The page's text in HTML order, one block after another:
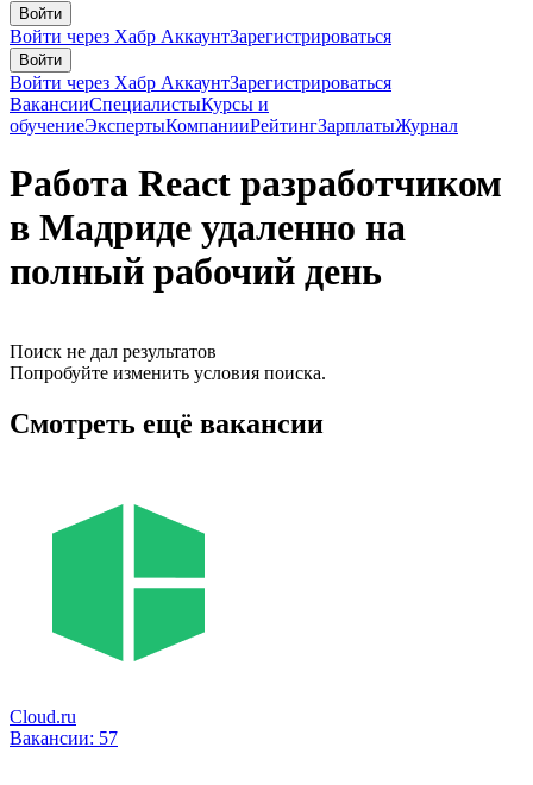
Войти
Войти через Хабр АккаунтЗарегистрироваться
Войти
Войти через Хабр АккаунтЗарегистрироваться
ВакансииСпециалистыКурсы и
обучениеЭкспертыКомпанииРейтингЗарплатыЖурнал
Работа React разработчиком
в Мадриде удаленно на
полный рабочий день
Поиск не дал результатов
Попробуйте изменить условия поиска.
Смотреть ещё вакансии
Cloud.ru
Вакансии: 57